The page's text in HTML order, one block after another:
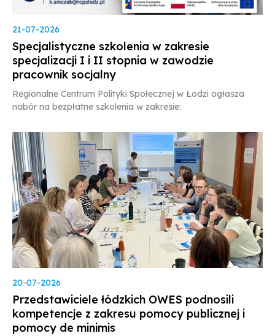
21-07-2026
Specjalistyczne szkolenia w zakresie
specjalizacji I i II stopnia w zawodzie
pracownik socjalny
Regionalne Centrum Polityki Społecznej w Łodzi ogłasza
nabór na bezpłatne szkolenia w zakresie:
20-07-2026
Przedstawiciele łódzkich OWES podnosili
kompetencje z zakresu pomocy publicznej i
pomocy de minimis